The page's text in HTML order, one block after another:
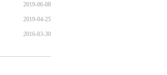
2019-06-08
2019-04-25
2016-03-30